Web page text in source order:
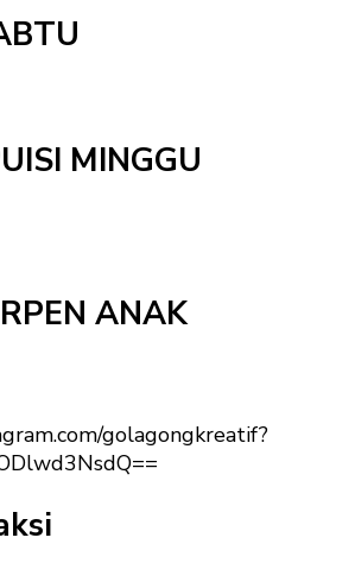
MINGGU
ANAK
golagongkreatif?